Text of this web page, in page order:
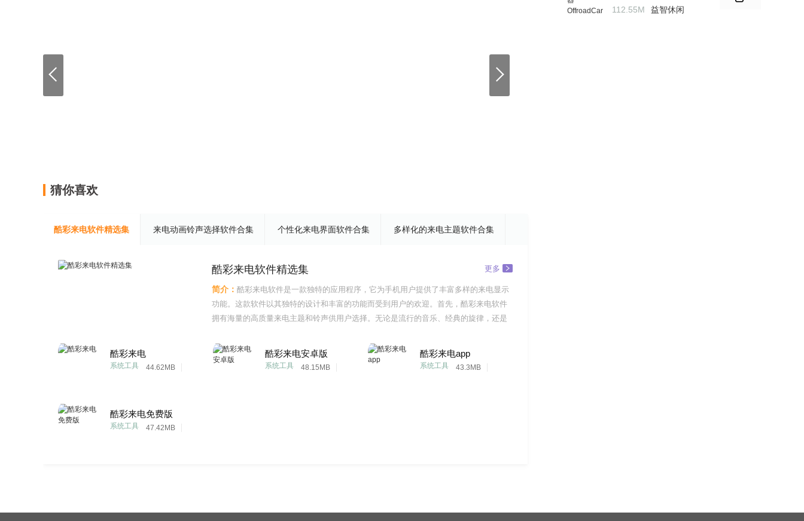
猜你喜欢
酷彩来电软件精选集 来电动画铃声选择软件合集 个性化来电界面软件合集 多样化的来电主题软件合集
酷彩来电软件精选集 更多
简介： 酷彩来电软件是一款独特的应用程序，它为手机用户提供了丰富多样的来电显示
功能。这款软件以其独特的设计和丰富的功能而受到用户的欢迎。首先，酷彩来电软件
拥有海量的高质量来电主题和铃声供用户选择。无论是流行的音乐、经典的旋律，还是
好和需求，轻松更换来电主题，让每次接听电话都成为一种愉快的体验。其次，酷彩来
电软件还提供了强大的自定义
酷彩来电
44.62MB
系统工具
酷彩来电安卓版
48.15MB
系统工具
酷彩来电app
43.3MB
系统工具
酷彩来电免费版
47.42MB
系统工具
OffroadCarGL
112.55M 益智休闲